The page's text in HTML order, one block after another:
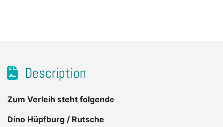
Description
Zum Verleih steht folgende
Dino Hüpfburg / Rutsche